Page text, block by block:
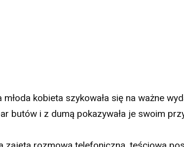
młoda kobieta szykowała się na ważne
butów i z dumą pokazywała je swoim